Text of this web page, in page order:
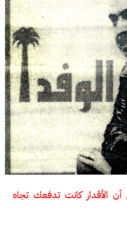
الأقدار كانت تدفعك تجاه